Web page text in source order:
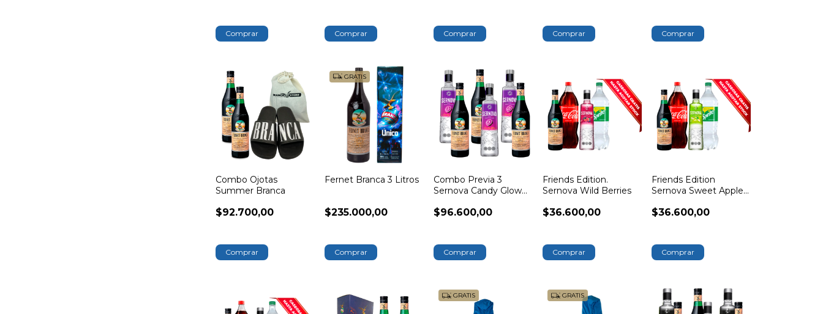
Comprar Comprar Comprar
Combo Ojotas
Summer Branca
$92.700,00
Comprar
GRATIS
Fernet Branca 3 Litros
$235.000,00
Combo Previa 3
Sernova Candy Glow
Branca 750ml
$96.600,00
Friends Edition.
Sernova Wild Berries
$36.600,00
Friends Edition
Sernova Sweet Apple
$36.600,00
GRATIS GRATIS